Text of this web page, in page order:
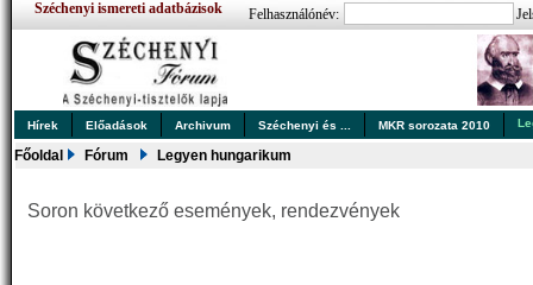
Széchenyi ismereti adatbázisok Felhasználónév:
Hírek Előadások Archivum Széchenyi és ... MKR sorozata 2010
Főoldal Fórum Legyen hungarikum
Soron következő események, rendezvények